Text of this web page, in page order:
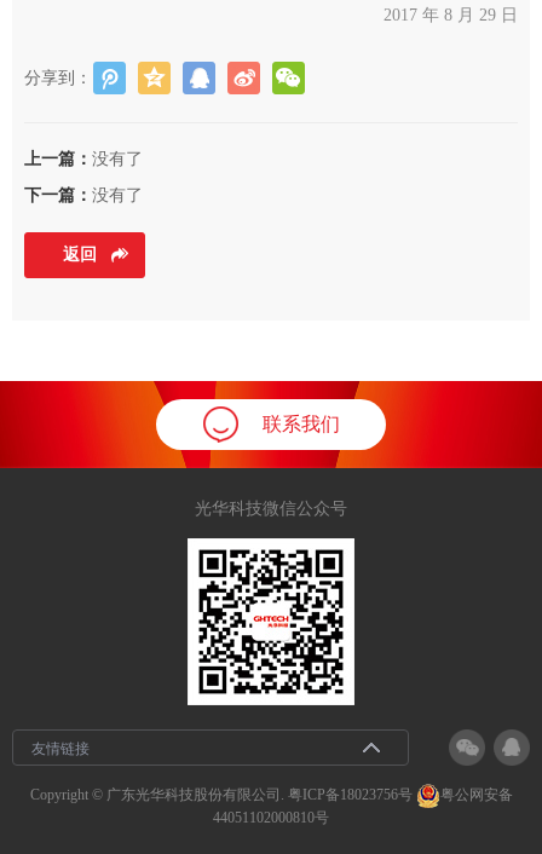
2017 年 8 月 29 日
分享到：
上一篇： 没有了
下一篇： 没有了
返回
联系我们
光华科技微信公众号
友情链接
Copyright © 广东光华科技股份有限公司. 粤ICP备18023756号
粤公网安备
44051102000810号